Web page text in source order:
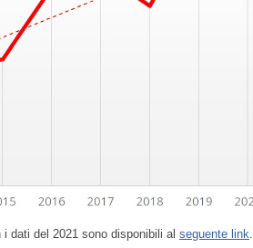
dati del 2021 sono disponibili al seguente link.